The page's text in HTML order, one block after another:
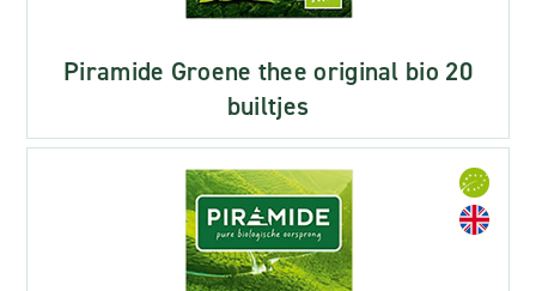
Piramide Groene thee original bio 20
builtjes